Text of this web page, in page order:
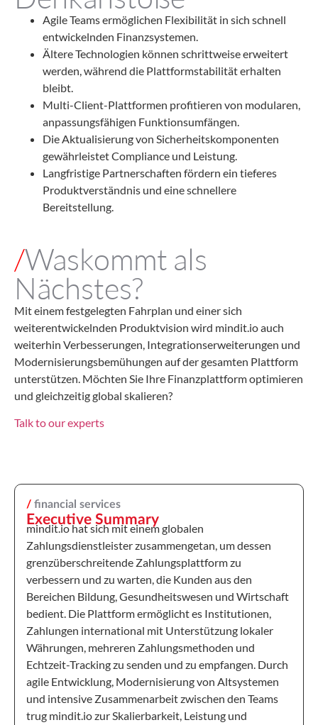
Agile Teams ermöglichen Flexibilität in sich schnell
entwickelnden Finanzsystemen.
Ältere Technologien können schrittweise erweitert
werden, während die Plattformstabilität erhalten
bleibt.
Multi-Client-Plattformen profitieren von modularen,
anpassungsfähigen Funktionsumfängen.
Die Aktualisierung von Sicherheitskomponenten
gewährleistet Compliance und Leistung.
Langfristige Partnerschaften fördern ein tieferes
Produktverständnis und eine schnellere
Bereitstellung.
/Waskommt als
Nächstes?
Mit einem festgelegten Fahrplan und einer sich
weiterentwickelnden Produktvision wird mindit.io auch
weiterhin Verbesserungen, Integrationserweiterungen und
Modernisierungsbemühungen auf der gesamten Plattform
unterstützen. Möchten Sie Ihre Finanzplattform optimieren
und gleichzeitig global skalieren?
Talk to our experts
/ financial services
Executive Summary
mindit.io hat sich mit einem globalen
Zahlungsdienstleister zusammengetan, um dessen
grenzüberschreitende Zahlungsplattform zu
verbessern und zu warten, die Kunden aus den
Bereichen Bildung, Gesundheitswesen und Wirtschaft
bedient. Die Plattform ermöglicht es Institutionen,
Zahlungen international mit Unterstützung lokaler
Währungen, mehreren Zahlungsmethoden und
Echtzeit-Tracking zu senden und zu empfangen. Durch
agile Entwicklung, Modernisierung von Altsystemen
und intensive Zusammenarbeit zwischen den Teams
trug mindit.io zur Skalierbarkeit, Leistung und